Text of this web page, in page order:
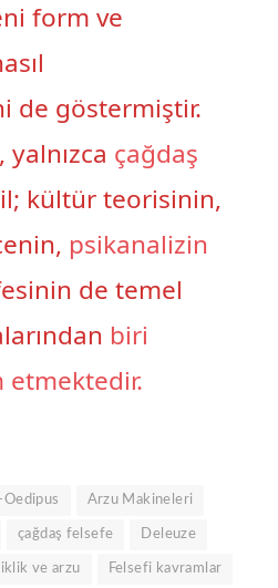
form ve
de göstermiştir.
yalnızca çağdaş
kültür teorisinin,
psikanalizin
de temel
biri
etmektedir.
Arzu Makineleri
çağdaş felsefe Deleuze
ve arzu Felsefi kavramlar